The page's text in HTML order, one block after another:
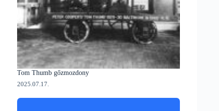
Tom Thumb gőzmozdony
2025.07.17.